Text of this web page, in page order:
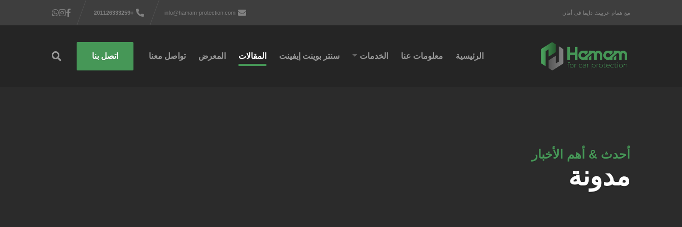
مع همام عربيتك دايما فى أمان info@hamam-protection.com
+201126333259
الرئيسية معلومات عنا الخدمات سنتر بوينت إيفينت المقالات المعرض تواصل معنا اتصل بنا
أحدث & أهم الأخبار
مدونة